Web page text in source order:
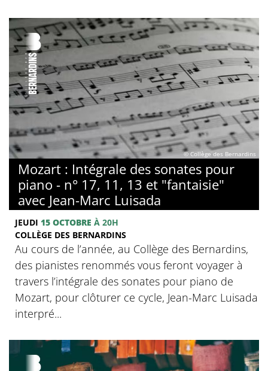
© Collège des Bernardins
Mozart : Intégrale des sonates pour
piano - n° 17, 11, 13 et "fantaisie"
avec Jean-Marc Luisada
JEUDI 15 OCTOBRE À 20H
COLLÈGE DES BERNARDINS
Au cours de l’année, au Collège des Bernardins,
des pianistes renommés vous feront voyager à
travers l’intégrale des sonates pour piano de
Mozart, pour clôturer ce cycle, Jean-Marc Luisada
interpré...